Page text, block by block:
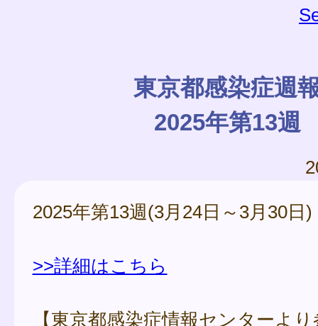
東京都感染症週
2025年第13週
2025年第13週(3月24日～3月30日)
>>詳細はこちら
【東京都感染症情報センターよ